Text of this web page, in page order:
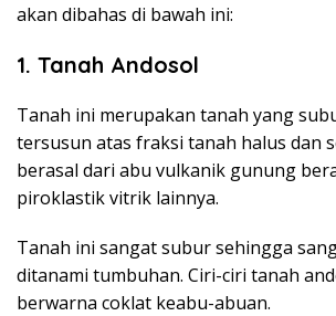
akan dibahas di bawah ini:
1. Tanah Andosol
Tanah ini merupakan tanah yang
tersusun atas fraksi tanah halus dan
berasal dari abu vulkanik gunung
piroklastik vitrik lainnya.
Tanah ini sangat subur sehingga
ditanami tumbuhan. Ciri-ciri tanah
berwarna coklat keabu-abuan.